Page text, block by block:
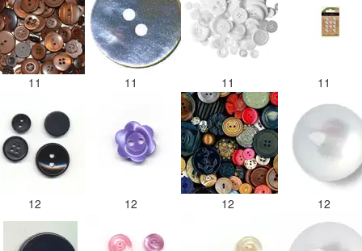
11 11 11 11
12 12 12 12